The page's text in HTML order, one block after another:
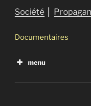
Société
Documentaires
menu